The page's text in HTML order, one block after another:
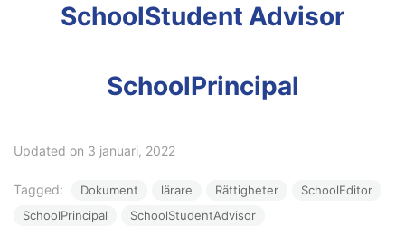
SchoolStudent Advisor
SchoolPrincipal
Updated on 3 januari, 2022
Tagged: Dokument lärare Rättigheter
SchoolEditor
SchoolPrincipal
SchoolStudentAdvisor